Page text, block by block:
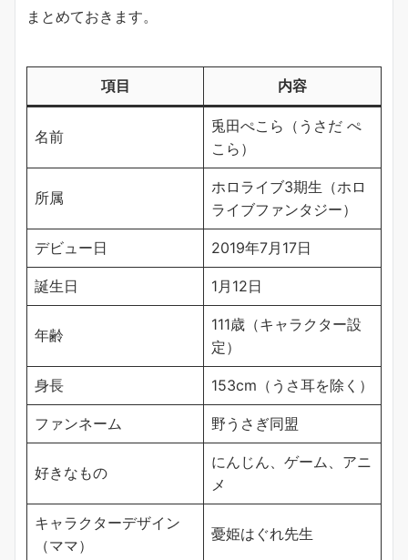
まとめておきます。
項目 内容
名前
兎田ぺこら（うさだ ぺ
こら）
所属
ホロライブ3期生（ホロ
ライブファンタジー）
デビュー日 2019年7月17日
誕生日 1月12日
年齢
111歳（キャラクター設
定）
身長 153cm（うさ耳を除く）
ファンネーム 野うさぎ同盟
好きなもの
にんじん、ゲーム、アニ
メ
キャラクターデザイン
（ママ）
憂姫はぐれ先生